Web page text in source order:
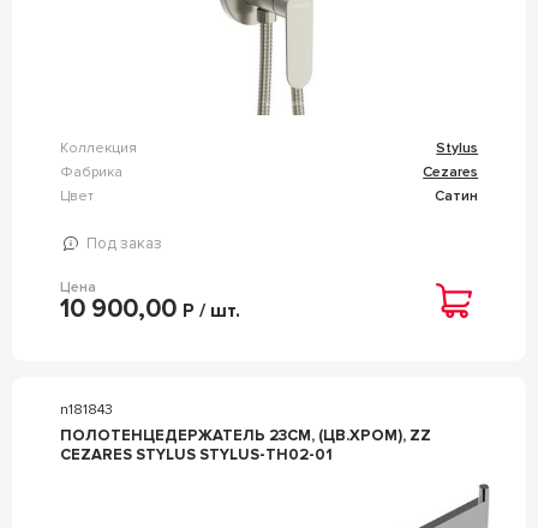
Коллекция
Stylus
Фабрика
Cezares
Цвет
Сатин
Под заказ
Цена
10 900,00 Р / шт.
n181843
ПОЛОТЕНЦЕДЕРЖАТЕЛЬ 23СМ, (ЦВ.ХРОМ), ZZ
CEZARES STYLUS STYLUS-TH02-01